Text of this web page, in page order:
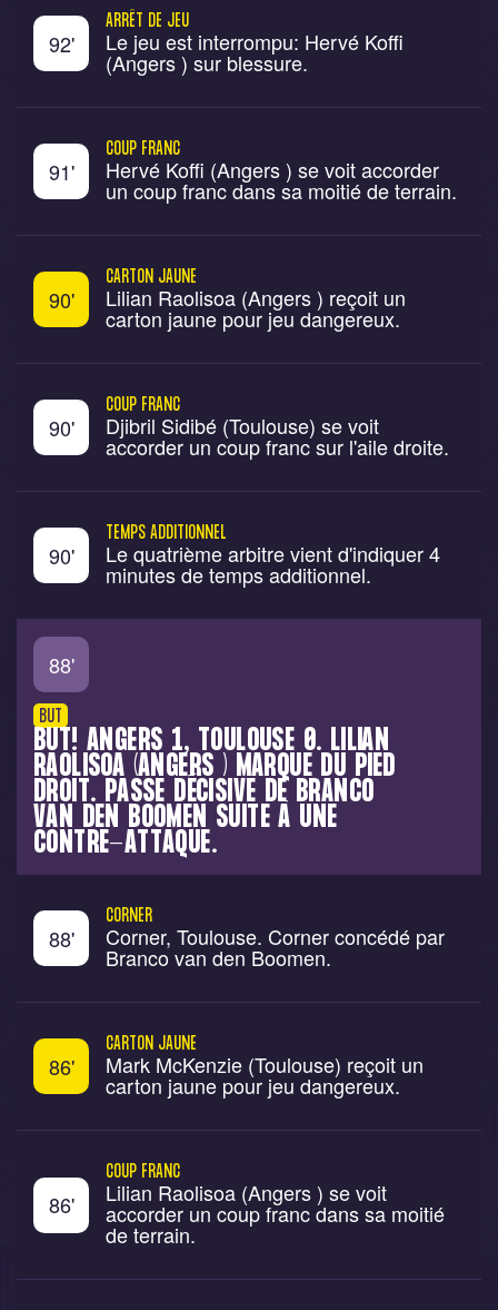
92'
ARRÊT DE JEU
Le jeu est interrompu: Hervé Koffi
(Angers ) sur blessure.
91'
COUP FRANC
Hervé Koffi (Angers ) se voit accorder
un coup franc dans sa moitié de terrain.
90'
CARTON JAUNE
Lilian Raolisoa (Angers ) reçoit un
carton jaune pour jeu dangereux.
90'
COUP FRANC
Djibril Sidibé (Toulouse) se voit
accorder un coup franc sur l'aile droite.
90'
TEMPS ADDITIONNEL
Le quatrième arbitre vient d'indiquer 4
minutes de temps additionnel.
88'
BUT
BUT! ANGERS 1, TOULOUSE 0. LILIAN
RAOLISOA (ANGERS ) MARQUE DU PIED
DROIT. PASSE DÉCISIVE DE BRANCO
VAN DEN BOOMEN SUITE À UNE
CONTRE-ATTAQUE.
88'
CORNER
Corner, Toulouse. Corner concédé par
Branco van den Boomen.
86'
CARTON JAUNE
Mark McKenzie (Toulouse) reçoit un
carton jaune pour jeu dangereux.
86'
COUP FRANC
Lilian Raolisoa (Angers ) se voit
accorder un coup franc dans sa moitié
de terrain.